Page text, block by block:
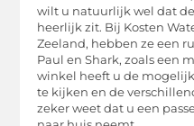
wilt u natuurlijk wel dat
heerlijk zit. Bij Kosten
Zeeland, hebben ze een
Paul en Shark, zoals een
winkel heeft u de
te kijken en de
zeker weet dat u een